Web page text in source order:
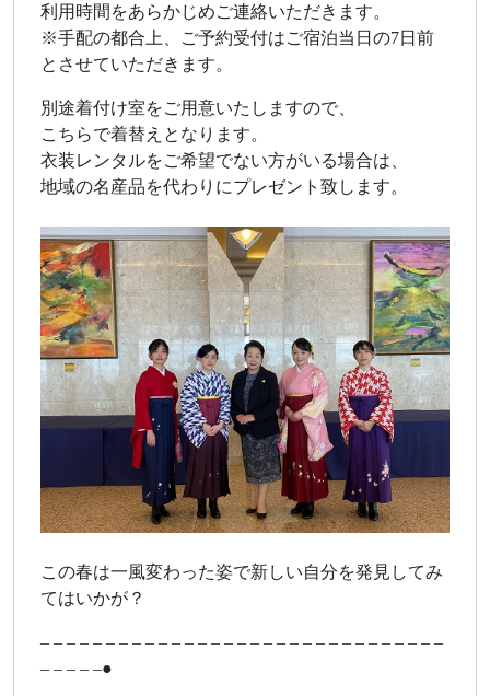
利用時間をあらかじめご連絡いただきます。
※手配の都合上、ご予約受付はご宿泊当日の7日前
とさせていただきます。
別途着付け室をご用意いたしますので、
こちらで着替えとなります。
衣装レンタルをご希望でない方がいる場合は、
地域の名産品を代わりにプレゼント致します。
この春は一風変わった姿で新しい自分を発見してみ
てはいかが？
– – – – – – – – – – – – – – – – – – – – – – – – – – – – – – –
– – – – –●